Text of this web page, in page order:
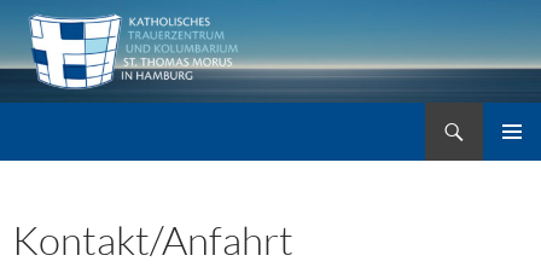
Zum
Inhalt
springen
Kontakt/Anfahrt